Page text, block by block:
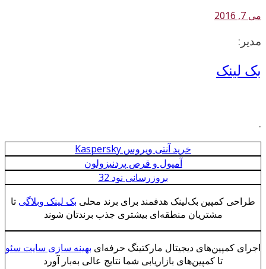
می 7, 2016
مدیر:
بک لینک
.
خرید آنتی ویروس Kaspersky
آمپول و قرص پردنیزولون
بروزرسانی نود 32
طراحی کمپین بک‌لینک هدفمند برای برند محلی بک لینک وبلاگی تا
مشتریان منطقه‌ای بیشتری جذب برندتان شوند
اجرای کمپین‌های دیجیتال مارکتینگ حرفه‌ای بهینه سازی سایت سئو
تا کمپین‌های بازاریابی شما نتایج عالی به‌بار آورد